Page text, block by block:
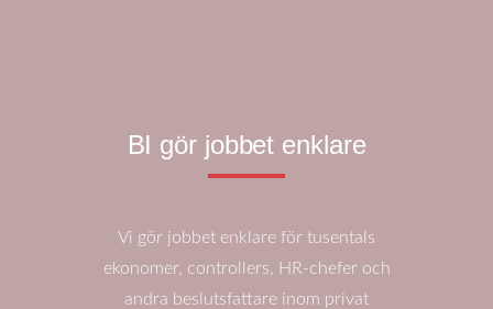
BI gör jobbet enklare
Vi gör jobbet enklare för tusentals
ekonomer, controllers, HR-chefer och
andra beslutsfattare inom privat